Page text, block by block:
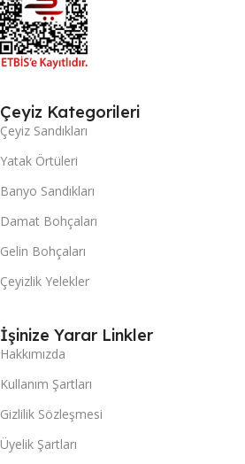
Çeyiz Kategorileri
Çeyiz Sandıkları
Yatak Örtüleri
Banyo Sandıkları
Damat Bohçaları
Gelin Bohçaları
Çeyizlik Yelekler
İşinize Yarar Linkler
Hakkımızda
Kullanım Şartları
Gizlilik Sözleşmesi
Üyelik Şartları